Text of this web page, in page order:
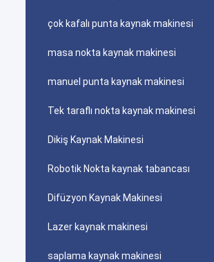
çok kafalı punta kaynak makinesi
masa nokta kaynak makinesi
manuel punta kaynak makinesi
Tek taraflı nokta kaynak makinesi
Dikiş Kaynak Makinesi
Robotik Nokta kaynak tabancası
Difüzyon Kaynak Makinesi
Lazer kaynak makinesi
saplama kaynak makinesi